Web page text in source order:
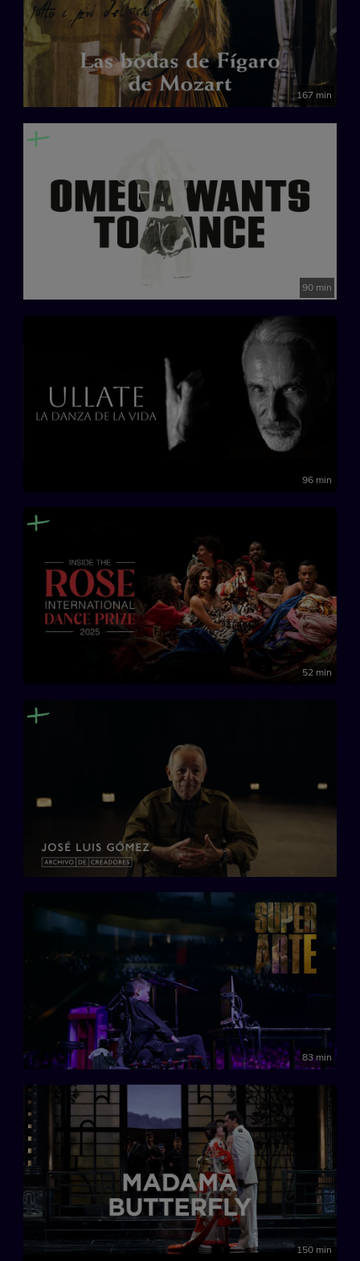
167 min
90 min
96 min
52 min
83 min
150 min